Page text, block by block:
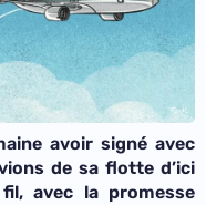
avoir signé avec
de sa flotte d’ici
avec la promesse